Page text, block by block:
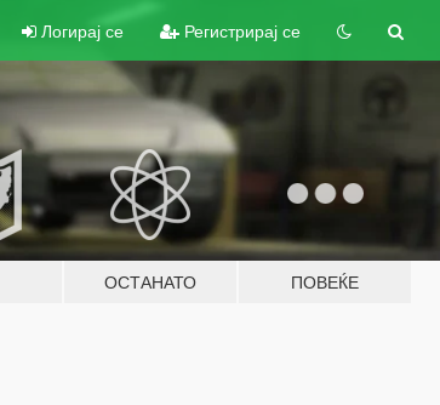
Логирај се Регистрирај се
ОСТАНАТО ПОВЕЌЕ